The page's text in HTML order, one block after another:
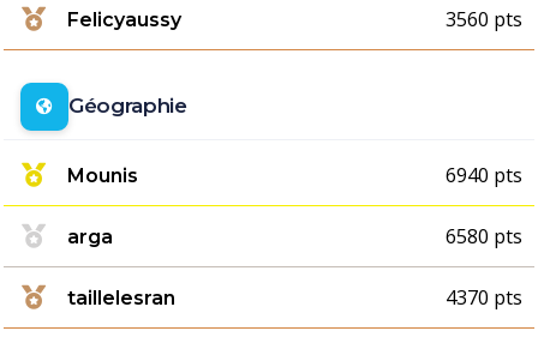
Felicyaussy 3560 pts
Géographie
Mounis 6940 pts
arga 6580 pts
taillelesran 4370 pts